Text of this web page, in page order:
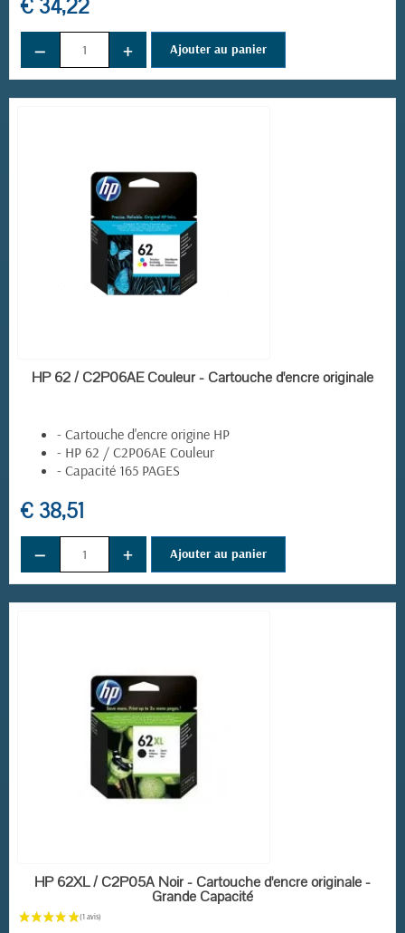
€ 34,22
− + Ajouter au panier
EN STOCK
HP 62 / C2P06AE Couleur - Cartouche d'encre originale
- Cartouche d'encre origine HP
- HP 62 / C2P06AE Couleur
- Capacité 165 PAGES
€ 38,51
− + Ajouter au panier
EN STOCK
HP 62XL / C2P05A Noir - Cartouche d'encre originale -
Grande Capacité